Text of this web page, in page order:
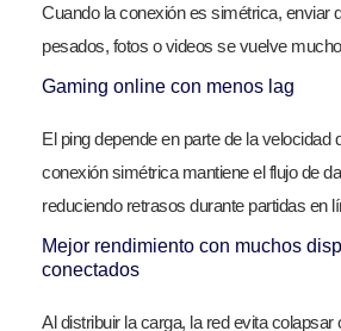
Cuando la conexión es simétrica, enviar
pesados, fotos o videos se vuelve
Gaming online con menos lag
El ping depende en parte de la velocidad
conexión simétrica mantiene el flujo de
reduciendo retrasos durante partidas en
Mejor rendimiento con muchos
conectados
Al distribuir la carga, la red evita colapsar